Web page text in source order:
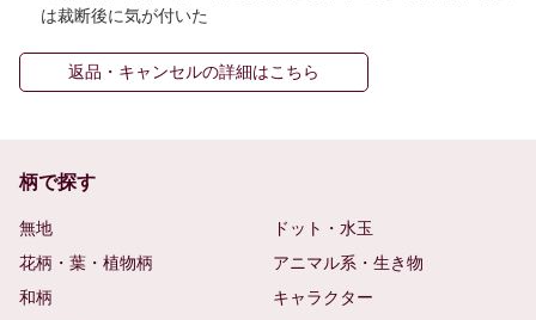
は裁断後に気が付いた
返品・キャンセルの詳細はこちら
柄で探す
無地
ドット・水玉
花柄・葉・植物柄
アニマル系・生き物
和柄
キャラクター